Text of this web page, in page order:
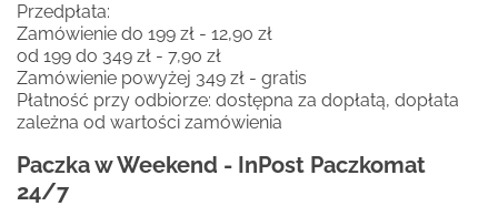
Przedpłata:
Zamówienie do 199 zł - 12,90 zł
od 199 do 349 zł - 7,90 zł
Zamówienie powyżej 349 zł - gratis
Płatność przy odbiorze: dostępna za dopłatą, dopłata
zależna od wartości zamówienia
Paczka w Weekend - InPost Paczkomat
24/7